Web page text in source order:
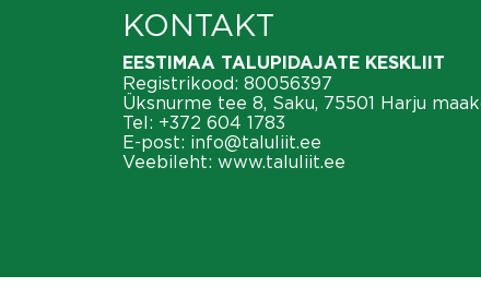
KONTAKT
EESTIMAA TALUPIDAJATE KESKLIIT
Registrikood: 80056397
Üksnurme tee 8, Saku, 75501 Harju
Tel: +372 604 1783
E-post: info@taluliit.ee
Veebileht: www.taluliit.ee